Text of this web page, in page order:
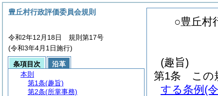
○豊丘村
(趣旨)
第1条
この
する条例 (
豊丘村行政評価委員会規則
令和2年12月18日 規則第17号
(令和3年4月1日施行)
条項目次
沿革
本則
第1条(趣旨)
第2条(所掌事務)